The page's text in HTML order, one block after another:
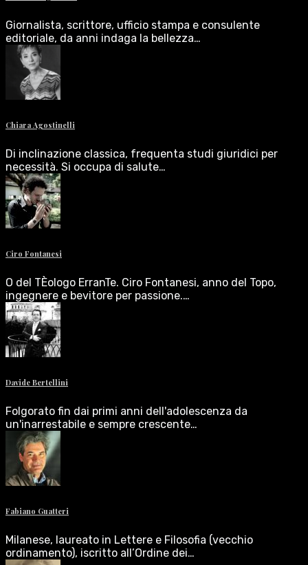
Giornalista, scrittore, ufficio stampa e consulente
editoriale, da anni indaga la bellezza…
Chiara Agostinelli
Di inclinazione classica, frequenta studi giuridici per
necessità. Si occupa di salute…
Ciro Fontanesi
O del TÈologo ErranTe. Ciro Fontanesi, anno del Topo,
ingegnere e bevitore per passione.…
Davide Bertellini
Folgorato fin dai primi anni dell'adolescenza da
un'inarrestabile e sempre crescente…
Fabiano Guatteri
Milanese, laureato in Lettere e Filosofia (vecchio
ordinamento), iscritto all’Ordine dei…